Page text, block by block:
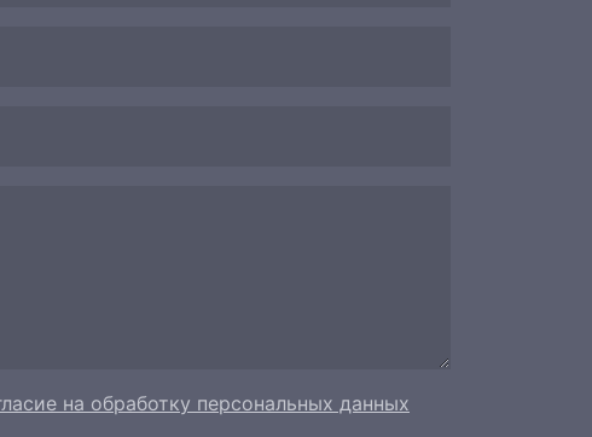
на обработку персональных данных